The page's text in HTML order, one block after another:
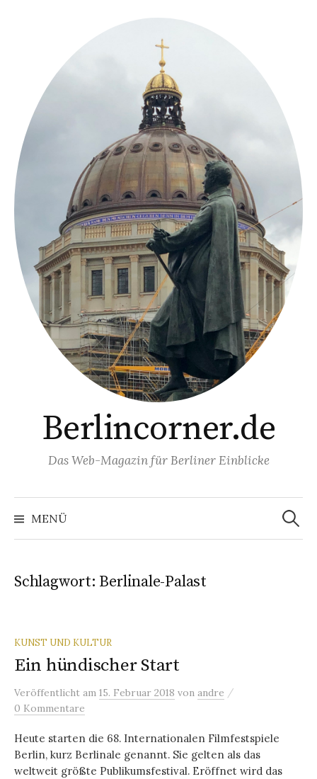
Berlincorner.de
Das Web-Magazin für Berliner Einblicke
MENÜ
Suchen
nach:
Schlagwort: Berlinale-Palast
KUNST UND KULTUR
Ein hündischer Start
Veröffentlicht am 15. Februar 2018 von andre /
0 Kommentare
Heute starten die 68. Internationalen Filmfestspiele
Berlin, kurz Berlinale genannt. Sie gelten als das
weltweit größte Publikumsfestival. Eröffnet wird das